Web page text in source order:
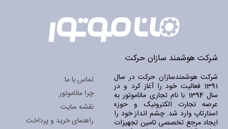
شرکت هوشمند سازان حرکت
شرکت هوشمندسازان حرکت در سال
1391 فعالیت خود را آغاز کرد و در
سال 1394 با نام تجاری ماناموتور به
عرصه تجارت الکترونیک و حوزه
استارتاپ وارد شد. چشم انداز خود را
ایجاد مرجع تخصصی تامین تجهیزات
تماس با ما
چرا ماناموتور
نقشه سایت
راهنمای خرید و پرداخت